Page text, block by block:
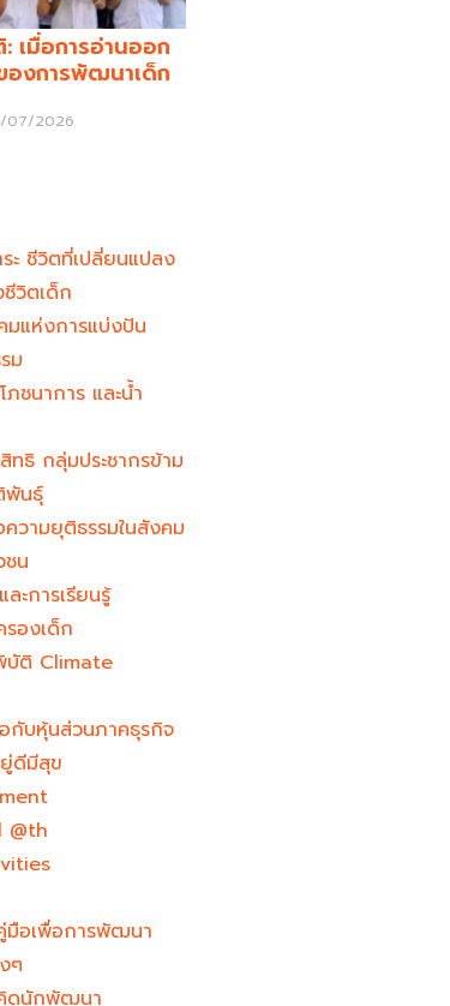
เมื่อการอ่านออก
องการพัฒนาเด็ก
07/2026
ะ ชีวิตที่เปลี่ยนแปลง
วิตเด็ก
มแห่งการแบ่งปัน
ม
ชนาการ และน้ำ
ทธิ กลุ่มประชากรข้าม
พันธุ์
วามยุติธรรมในสังคม
น
ะการเรียนรู้
องเด็ก
บัติ Climate
กับหุ้นส่วนภาคธุรกิจ
ดีมีสุข
@th
มือเพื่อการพัฒนา
ๆ
ดนักพัฒนา